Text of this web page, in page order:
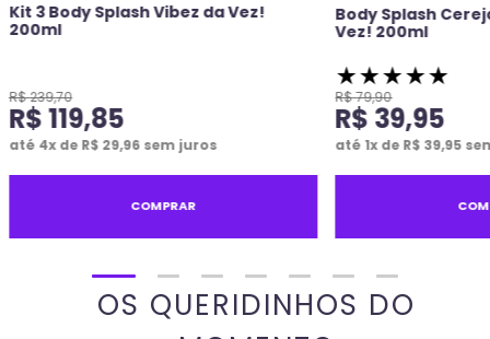
Kit 3 Body Splash Vibez da Vez!
200ml
R$239,70
R$119,85
até 4x de R$ 29,96sem juros
COMPRAR
Body Splash
Vez! 200ml
★★★★★
R$79,90
R$ 39,95
até 1x de R$ 39,95
OS QUERIDINHOS DO